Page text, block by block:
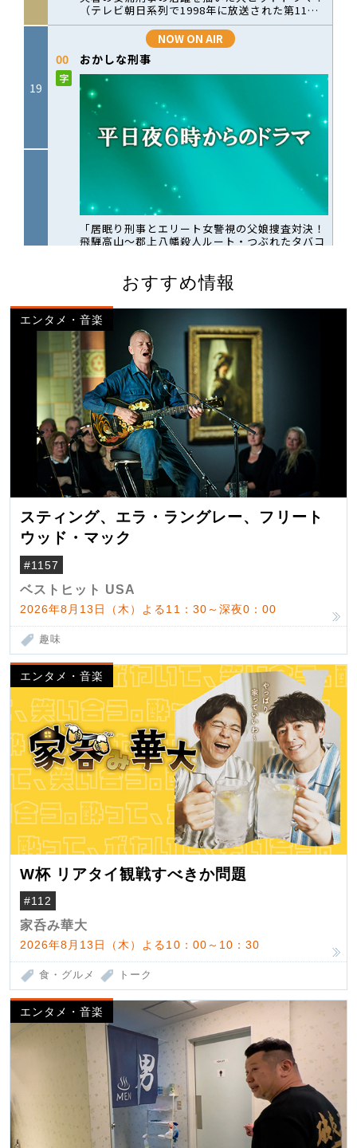
おすすめ情報
エンタメ・音楽
スティング、エラ・ラングレー、フリート
ウッド・マック
#1157
ベストヒット USA
2026年8月13日（木）よる11：30～深夜0：00
趣味
エンタメ・音楽
W杯 リアタイ観戦すべきか問題
#112
家呑み華大
2026年8月13日（木）よる10：00～10：30
食・グルメ トーク
エンタメ・音楽